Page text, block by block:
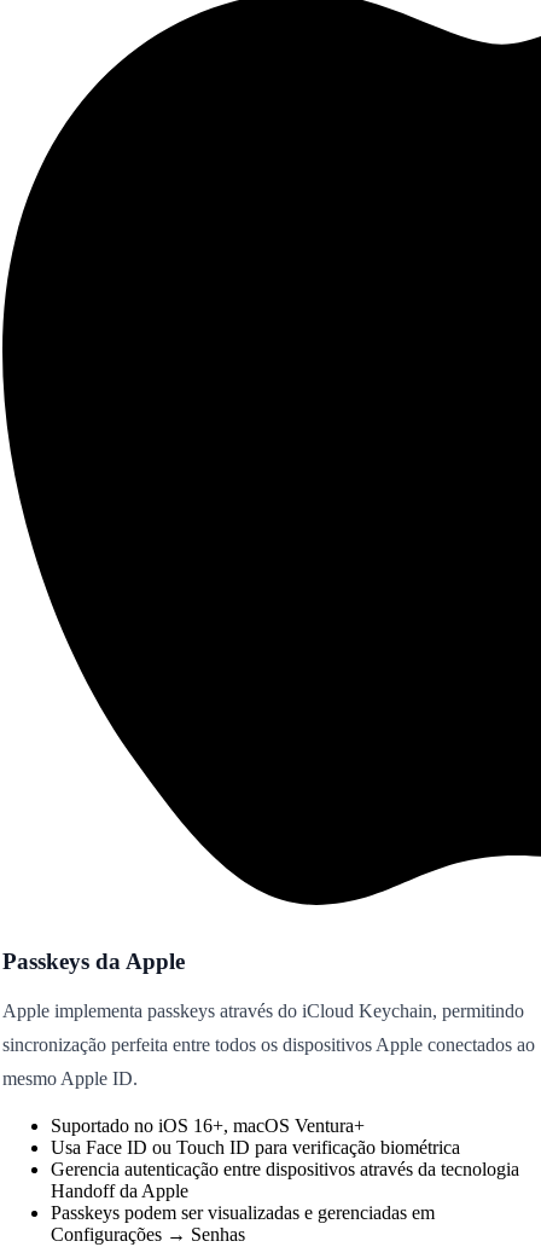
Passkeys da Apple
Apple implementa passkeys através do iCloud Keychain, permitindo
sincronização perfeita entre todos os dispositivos Apple conectados ao
mesmo Apple ID.
Suportado no iOS 16+, macOS Ventura+
Usa Face ID ou Touch ID para verificação biométrica
Gerencia autenticação entre dispositivos através da tecnologia
Handoff da Apple
Passkeys podem ser visualizadas e gerenciadas em
Configurações → Senhas